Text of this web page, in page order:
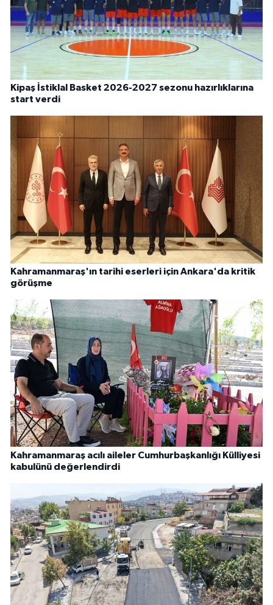
Kipaş İstiklal Basket 2026-2027 sezonu hazırlıklarına
start verdi
Kahramanmaraş'ın tarihi eserleri için Ankara'da kritik
görüşme
Kahramanmaraş acılı aileler Cumhurbaşkanlığı Külliyesi
kabulünü değerlendirdi